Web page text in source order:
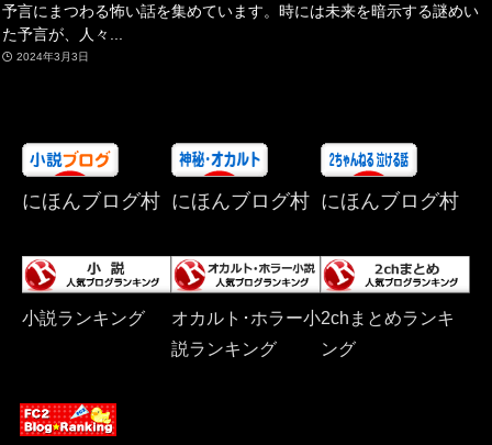
予言にまつわる怖い話を集めています。時には未来を暗示する謎めい
た予言が、人々...
2024年3月3日
にほんブログ村 にほんブログ村 にほんブログ村
小説ランキング
オカルト･ホラー小
説ランキング
2chまとめランキ
ング